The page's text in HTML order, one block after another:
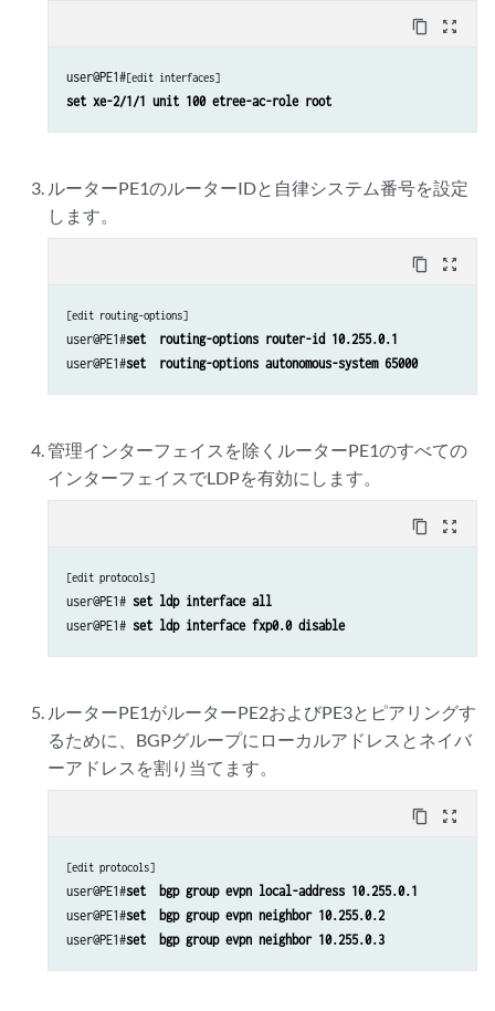
content_copy zoom_out_map
user@PE1#[edit interfaces]
set xe-2/1/1 unit 100 etree-ac-role root
ルーターPE1のルーターIDと自律システム番号を設定
します。
content_copy zoom_out_map
[edit routing-options]
user@PE1#set  routing-options router-id 10.255.0.1
user@PE1#set  routing-options autonomous-system 65000
管理インターフェイスを除くルーターPE1のすべての
インターフェイスでLDPを有効にします。
content_copy zoom_out_map
[edit protocols]
user@PE1# set ldp interface all
user@PE1# set ldp interface fxp0.0 disable
ルーターPE1がルーターPE2およびPE3とピアリングす
るために、BGPグループにローカルアドレスとネイバ
ーアドレスを割り当てます。
content_copy zoom_out_map
[edit protocols]
user@PE1#set  bgp group evpn local-address 10.255.0.1
user@PE1#set  bgp group evpn neighbor 10.255.0.2
user@PE1#set  bgp group evpn neighbor 10.255.0.3